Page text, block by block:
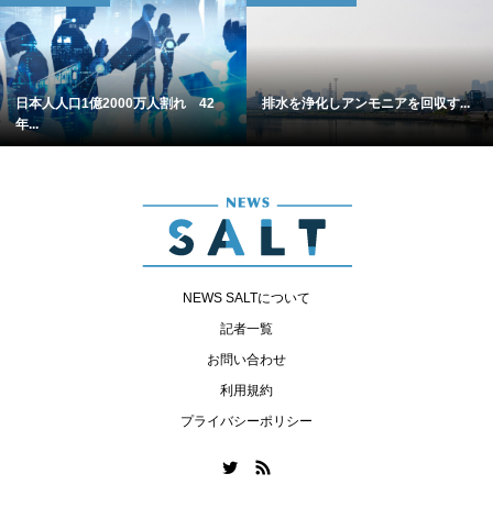
日本人人口1億2000万人割れ 42
年...
排水を浄化しアンモニアを回収す...
NEWS SALTについて
記者一覧
お問い合わせ
利用規約
プライバシーポリシー